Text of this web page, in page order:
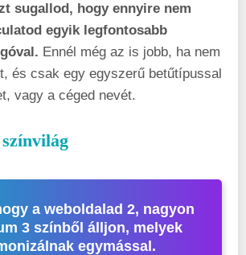
sugallod, hogy ennyire nem
egyik legfontosabb
Ennél még az is jobb, ha nem
és csak egy egyszerű betűtípussal
vagy a céged nevét.
színvilág
a weboldalad 2, nagyon
3 színből álljon, melyek
egymással.